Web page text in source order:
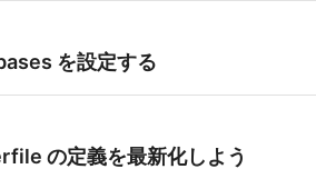
を設定する
の定義を最新化しよう